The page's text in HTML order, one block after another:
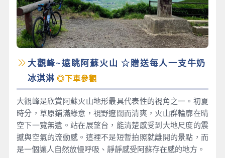
大觀峰~遠眺阿蘇火山 ☆贈送每人一支牛奶
冰淇淋 ◎下車參觀
大觀峰是欣賞阿蘇火山地形最具代表性的視角之一。初夏
時分，草原鋪滿綠意，視野遼闊而清爽，火山群輪廓在晴
空下一覽無遺。站在展望台，能清楚感受到大地尺度的震
撼與空氣的流動感。這裡不是短暫拍照就離開的景點，而
是一個讓人自然放慢呼吸、靜靜感受阿蘇存在感的地方。